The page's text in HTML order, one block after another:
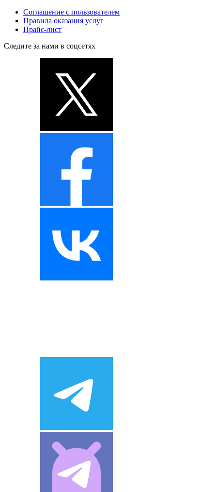
Соглашение с пользователем
Правила оказания услуг
Прайс-лист
Следите за нами в соцсетях